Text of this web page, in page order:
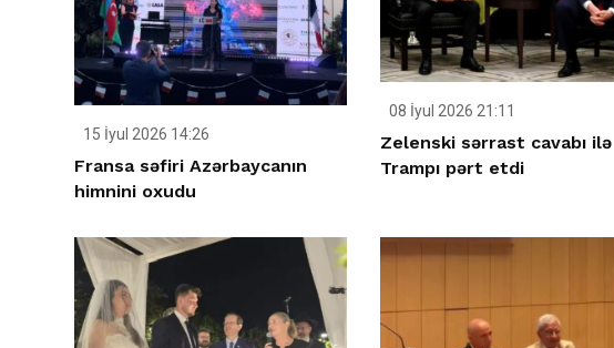
15 İyul 2026 14:26
Fransa səfiri Azərbaycanın
himnini oxudu
08 İyul 2026 21:11
Zelenski sərrast cavabı ilə
Trampı pərt etdi